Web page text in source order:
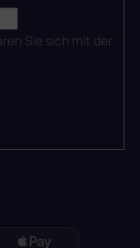
Sie sich mit der